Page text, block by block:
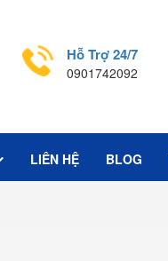
Hỗ Trợ 24/7
0901742092
LIÊN HỆ BLOG